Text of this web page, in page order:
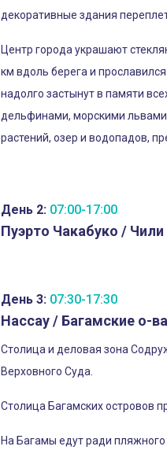
декоративные здания
Центр города украшают
км вдоль берега и
надолго застынут в памяти
дельфинами, морскими
растений, озер и водопадов,
День 2: 07:00-17:00
Пуэрто Чакабуко / Чили
День 3: 07:30-17:30
Нассау / Багамские о-ва
Столица и деловая зона
Верховного Суда.
Столица Багамских островов
На Багамы едут ради пляжного